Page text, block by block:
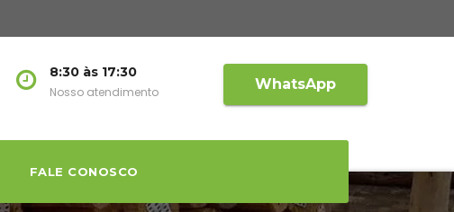
8:30 às 17:30
Nosso atendimento WhatsApp
FALE CONOSCO